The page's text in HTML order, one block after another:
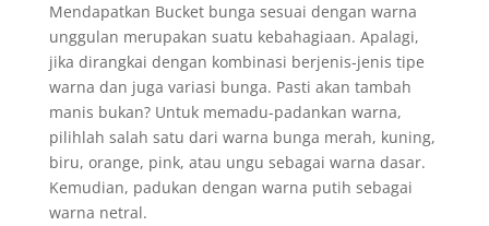
Mendapatkan Bucket bunga sesuai dengan warna
unggulan merupakan suatu kebahagiaan. Apalagi,
jika dirangkai dengan kombinasi berjenis-jenis tipe
warna dan juga variasi bunga. Pasti akan tambah
manis bukan? Untuk memadu-padankan warna,
pilihlah salah satu dari warna bunga merah, kuning,
biru, orange, pink, atau ungu sebagai warna dasar.
Kemudian, padukan dengan warna putih sebagai
warna netral.